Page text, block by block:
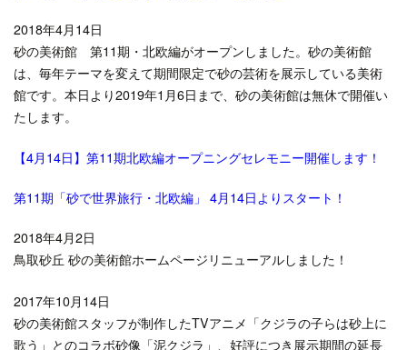
2018年4月14日
砂の美術館 第11期・北欧編がオープンしました。砂の美術館
は、毎年テーマを変えて期間限定で砂の芸術を展示している美術
館です。本日より2019年1月6日まで、砂の美術館は無休で開催い
たします。
【4月14日】第11期北欧編オープニングセレモニー開催します！
第11期「砂で世界旅行・北欧編」 4月14日よりスタート！
2018年4月2日
鳥取砂丘 砂の美術館ホームページリニューアルしました！
2017年10月14日
砂の美術館スタッフが制作したTVアニメ「クジラの子らは砂上に
歌う」とのコラボ砂像「泥クジラ」、好評につき展示期間の延長